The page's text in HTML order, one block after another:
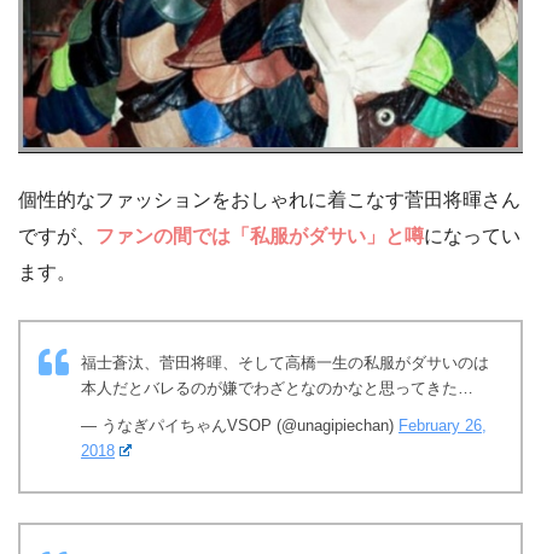
個性的なファッションをおしゃれに着こなす菅田将暉さん
ですが、 ファンの間では「私服がダサい」と噂になってい
ます。
福士蒼汰、菅田将暉、そして高橋一生の私服がダサいのは
本人だとバレるのが嫌でわざとなのかなと思ってきた…
— うなぎパイちゃんVSOP (@unagipiechan) February 26,
2018